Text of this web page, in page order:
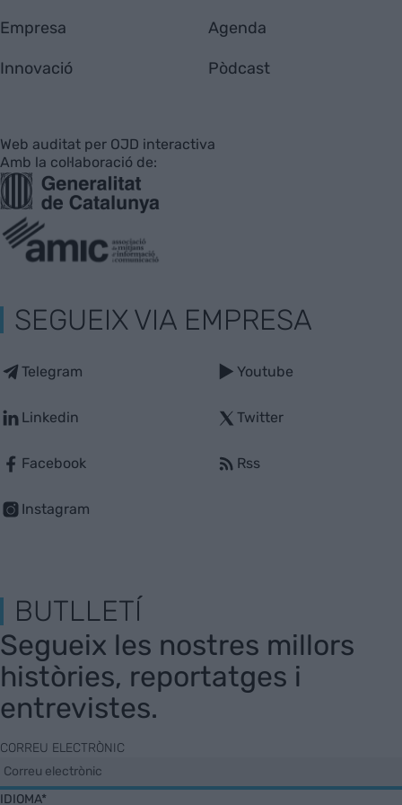
Empresa
Innovació
Agenda
Pòdcast
Web auditat per OJD interactiva
Amb la col·laboració de:
SEGUEIX VIA EMPRESA
Telegram
Linkedin
Facebook
Instagram
Youtube
Twitter
Rss
BUTLLETÍ
Segueix les nostres millors
històries, reportatges i
entrevistes.
CORREU ELECTRÒNIC
IDIOMA*